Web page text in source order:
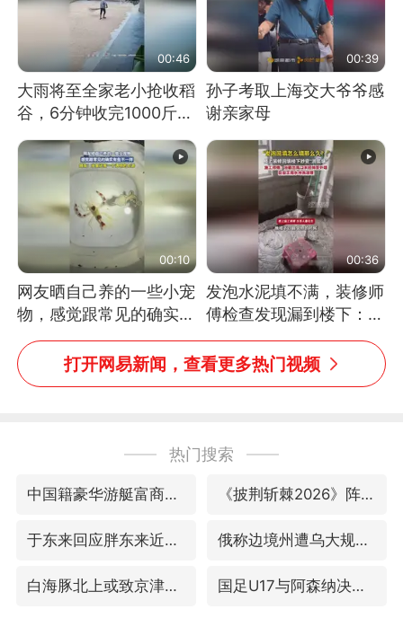
00:46
大雨将至全家老小抢收稻
谷，6分钟收完1000斤，
没有一个人掉链子
00:39
孙子考取上海交大爷爷感
谢亲家母
00:10
网友晒自己养的一些小宠
物，感觉跟常见的确实有
些不一样
00:36
发泡水泥填不满，装修师
傅检查发现漏到楼下：出
风口未延伸到外墙
打开网易新闻，查看更多热门视频
热门搜索
中国籍豪华游艇富商之子在泰国被杀 《披荆斩棘2026》阵容官宣
于东来回应胖东来近25年老店年底关闭 俄称边境州遭乌大规模袭击已致13伤
白海豚北上或致京津冀暴雨 国足U17与阿森纳决赛取消 并列冠军